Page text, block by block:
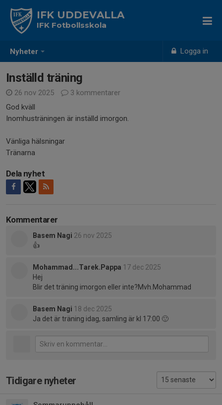
Nyheter Logga in
IFK UDDEVALLA
IFK Fotbollsskola
Inställd träning
26 nov 2025
3 kommentarer
God kväll
Inomhusträningen är inställd imorgon.
Vänliga hälsningar
Tränarna
Dela nyhet
Kommentarer
Basem Nagi 26 nov 2025
👍
Mohammad...Tarek.Pappa 17 dec 2025
Hej
Blir det träning imorgon eller inte?Mvh.Mohammad
Basem Nagi 18 dec 2025
Ja det är träning idag, samling är kl 17:00 🙂
Tidigare nyheter